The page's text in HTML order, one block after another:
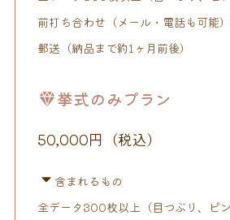
前打ち合わせ（メール・電話も可能
郵送（納品まで約1ヶ月前後）
挙式のみプラン
50,000円（税込）
含まれるもの
全データ300枚以上（目つぶり、ピ